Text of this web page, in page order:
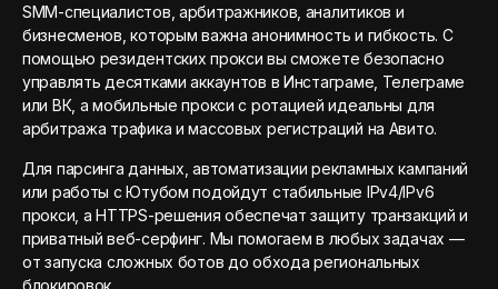
SMM-специалистов, арбитражников, аналитиков и
бизнесменов, которым важна анонимность и гибкость. С
помощью резидентских прокси вы сможете безопасно
управлять десятками аккаунтов в Инстаграме, Телеграме
или ВК, а мобильные прокси с ротацией идеальны для
арбитража трафика и массовых регистраций на Авито.
Для парсинга данных, автоматизации рекламных кампаний
или работы с Ютубом подойдут стабильные IPv4/IPv6
прокси, а HTTPS-решения обеспечат защиту транзакций и
приватный веб-серфинг. Мы помогаем в любых задачах —
от запуска сложных ботов до обхода региональных
блокировок.